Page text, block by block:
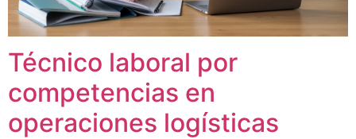
Técnico laboral por
competencias en
operaciones logísticas